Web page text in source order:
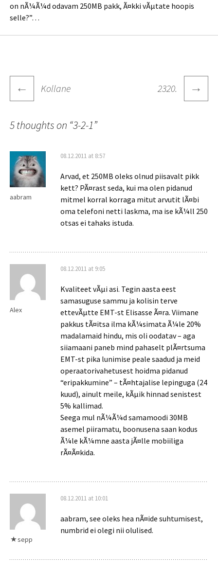
on nÃ¼Ã¼d odavam 250MB pakk, Ã¤kki vÃµtate hoopis
selle?”…
navigation
← Kollane 2320. →
5 thoughts on “3-2-1”
aabram
08.12.2011 at 8:57
Arvad, et 250MB oleks olnud piisavalt pikk
kett? PÃ¤rast seda, kui ma olen pidanud
mitmel korral korraga mitut arvutit lÃ¤bi
oma telefoni netti laskma, ma ise kÃ¼ll 250
otsas ei tahaks istuda.
Alex
08.12.2011 at 9:05
Kvaliteet vÃµi asi. Tegin aasta eest
samasuguse sammu ja kolisin terve
ettevÃµtte EMT-st Elisasse Ã¤ra. Viimane
pakkus tÃ¤itsa ilma kÃ¼simata Ã¼le 20%
madalamaid hindu, mis oli oodatav – aga
siiamaani paneb mind pahaselt plÃ¤rtsuma
EMT-st pika lunimise peale saadud ja meid
operaatorivahetusest hoidma pidanud
“eripakkumine” – tÃ¤htajalise lepinguga (24
kuud), ainult meile, kÃµik hinnad senistest
5% kallimad.
Seega mul nÃ¼Ã¼d samamoodi 30MB
asemel piiramatu, boonusena saan kodus
Ã¼le kÃ¼mne aasta jÃ¤lle mobiiliga
rÃ¤Ã¤kida.
sepp
08.12.2011 at 10:01
aabram, see oleks hea nÃ¤ide suhtumisest,
numbrid ei olegi nii olulised.